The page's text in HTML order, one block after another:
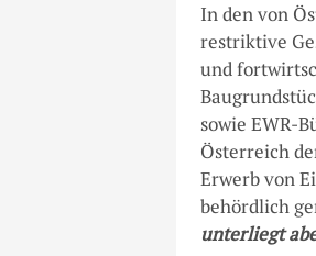
In den von
restriktive
und
sowie EWR-
Österreich
Erwerb von
behördlich
unterliegt